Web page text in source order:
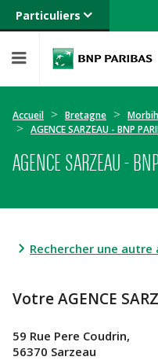
Particuliers
Banque privée
Entreprises
Accueil Bretagne
AGENCE SARZEAU - BNP
AGENCE SARZEAU -
Rechercher une
Votre AGENCE
59 Rue Pere Coudrin,
56370 Sarzeau